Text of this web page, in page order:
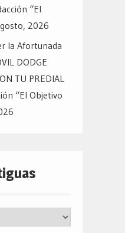
“El
2026
la Afortunada
DODGE
TU PREDIAL
“El Objetivo